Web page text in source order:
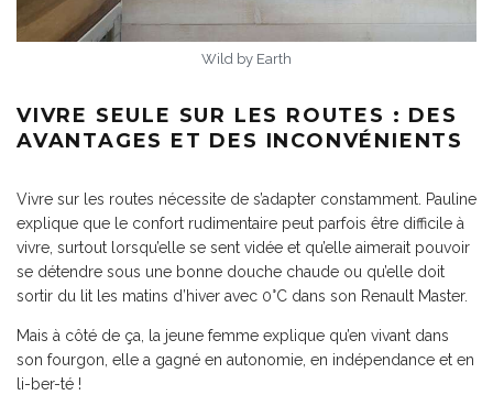
Wild by Earth
VIVRE SEULE SUR LES ROUTES : DES
AVANTAGES ET DES INCONVÉNIENTS
Vivre sur les routes nécessite de s’adapter constamment. Pauline
explique que le confort rudimentaire peut parfois être difficile à
vivre, surtout lorsqu’elle se sent vidée et qu’elle aimerait pouvoir
se détendre sous une bonne douche chaude ou qu’elle doit
sortir du lit les matins d’hiver avec 0°C dans son Renault Master.
Mais à côté de ça, la jeune femme explique qu’en vivant dans
son fourgon, elle a gagné en autonomie, en indépendance et en
li-ber-té !
Je le veux !